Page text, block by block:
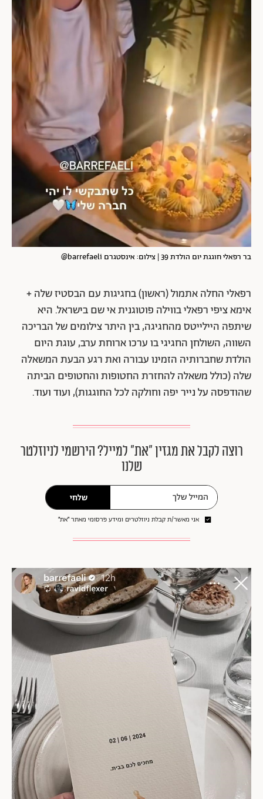
בר רפאלי חוגגת יום הולדת 39 | צילום: אינסטגרם barrefaeli@
רפאלי החלה אתמול (ראשון) בחגיגות עם הבסטיז שלה +
אימא ציפי רפאלי בווילה פוטוגנית אי שם בישראל. היא
שיתפה היילייטס מהחגיגה, בין היתר צילומים של הבריכה
השווה, השולחן החגיגי בו ערכו ארוחת ערב, עוגת היום
הולדת שחברותיה הזמינו עבורה ואת רגע הבעת המשאלה
שלה (כולל משאלה להחזרת החטופות והחטופים הביתה
שהודפסה על נייר יפה וחולקה לכל החוגגות), ועוד ועוד.
רוצה לקבל את מגזין ״את״ למייל? הירשמי לניוזלטר
שלנו
שלחי
אני מאשר/ת קבלת ניוזלטרים ומידע פרסומי מאתר ״את״